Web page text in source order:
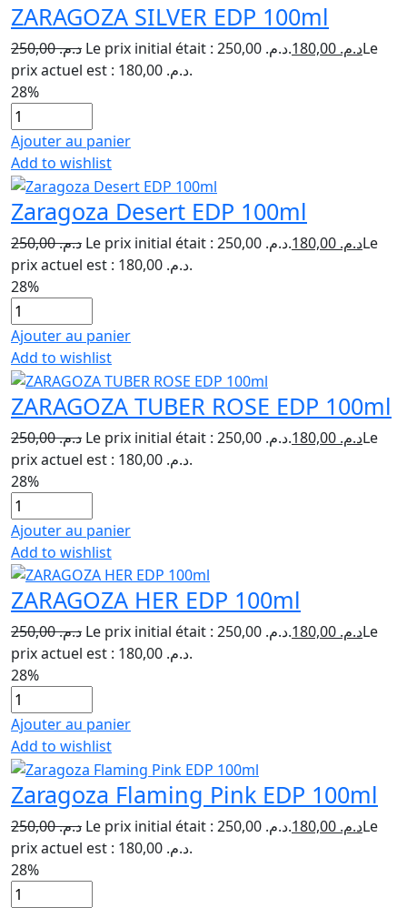
ZARAGOZA SILVER EDP 100ml
د.م.250,00 Le prix initial était : د.م. 250,00. د.م.Le
prix actuel est : د.م. 180,00.
28%
Ajouter au panier
Add to wishlist
Zaragoza Desert EDP 100ml
د.م.250,00 Le prix initial était : د.م. 250,00. د.م.Le
prix actuel est : د.م. 180,00.
28%
Ajouter au panier
Add to wishlist
ZARAGOZA TUBER ROSE EDP 100ml
د.م.250,00 Le prix initial était : د.م. 250,00. د.م.Le
prix actuel est : د.م. 180,00.
28%
Ajouter au panier
Add to wishlist
ZARAGOZA HER EDP 100ml
د.م.250,00 Le prix initial était : د.م. 250,00. د.م.Le
prix actuel est : د.م. 180,00.
28%
Ajouter au panier
Add to wishlist
Zaragoza Flaming Pink EDP 100ml
د.م.250,00 Le prix initial était : د.م. 250,00. د.م.Le
prix actuel est : د.م. 180,00.
28%